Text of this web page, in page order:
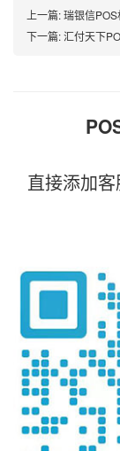
上一篇:瑞银信
下一篇:汇付天下
直接添加客